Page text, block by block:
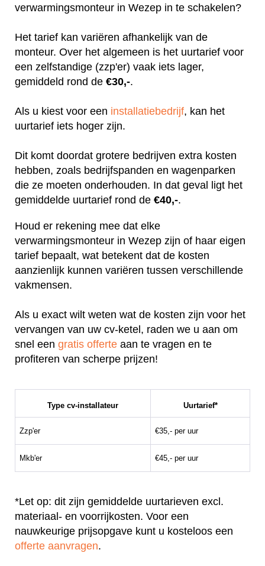
verwarmingsmonteur in Wezep in te schakelen?
Het tarief kan variëren afhankelijk van de
monteur. Over het algemeen is het uurtarief voor
een zelfstandige (zzp'er) vaak iets lager,
gemiddeld rond de €30,-.
Als u kiest voor een installatiebedrijf, kan het
uurtarief iets hoger zijn.
Dit komt doordat grotere bedrijven extra kosten
hebben, zoals bedrijfspanden en wagenparken
die ze moeten onderhouden. In dat geval ligt het
gemiddelde uurtarief rond de €40,-.
Houd er rekening mee dat elke
verwarmingsmonteur in Wezep zijn of haar eigen
tarief bepaalt, wat betekent dat de kosten
aanzienlijk kunnen variëren tussen verschillende
vakmensen.
Als u exact wilt weten wat de kosten zijn voor het
vervangen van uw cv-ketel, raden we u aan om
snel een gratis offerte aan te vragen en te
profiteren van scherpe prijzen!
Type cv-installateur Uurtarief*
Zzp'er €35,- per uur
Mkb'er €45,- per uur
*Let op: dit zijn gemiddelde uurtarieven excl.
materiaal- en voorrijkosten. Voor een
nauwkeurige prijsopgave kunt u kosteloos een
offerte aanvragen.